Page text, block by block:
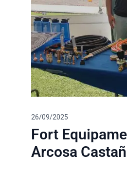
26/09/2025
Fort
Arcosa